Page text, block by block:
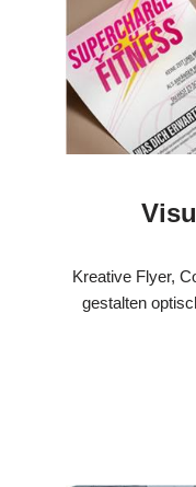
Kreative Flyer,
gestalten